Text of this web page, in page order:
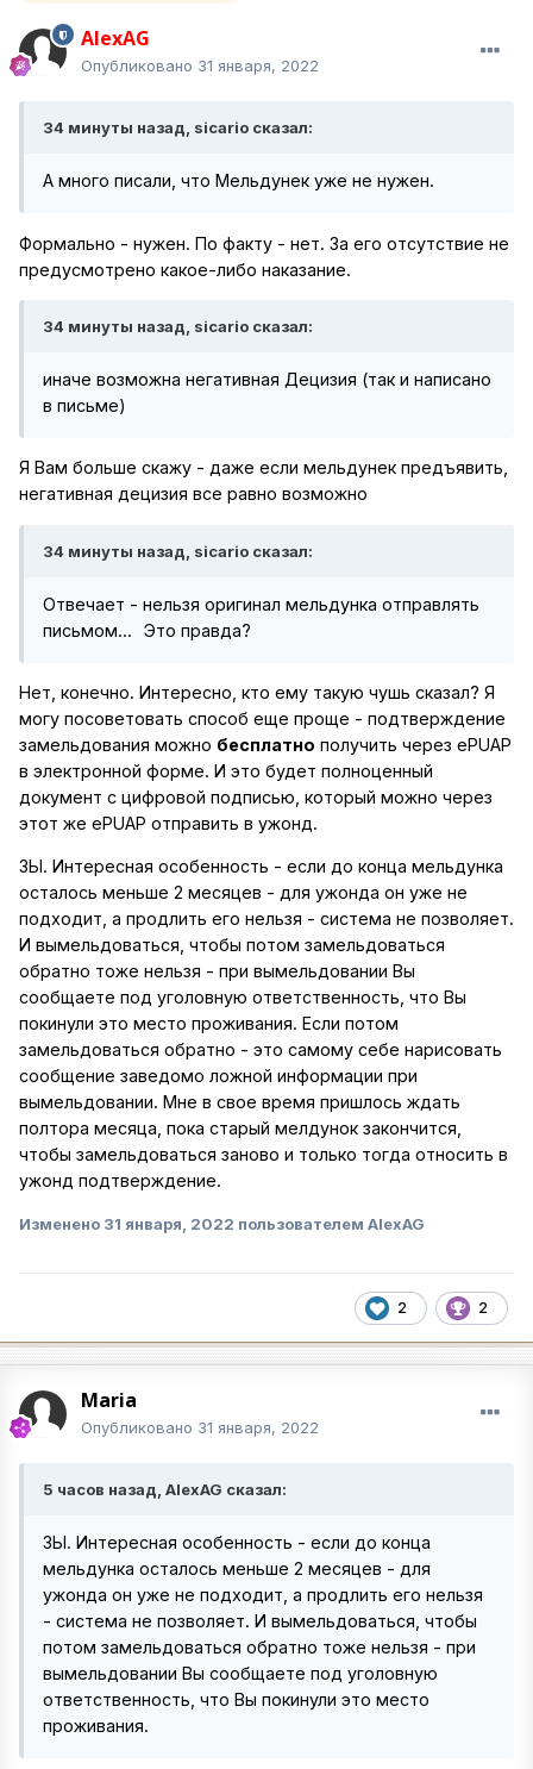
AlexAG
Опубликовано 31 января, 2022
34 минуты назад, sicario сказал:
А много писали, что Мельдунек уже не нужен.
Формально - нужен. По факту - нет. За его отсутствие не
предусмотрено какое-либо наказание.
34 минуты назад, sicario сказал:
иначе возможна негативная Децизия (так и написано
в письме)
Я Вам больше скажу - даже если мельдунек предъявить,
негативная децизия все равно возможно
34 минуты назад, sicario сказал:
Отвечает - нельзя оригинал мельдунка отправлять
письмом...
Это правда?
Нет, конечно. Интересно, кто ему такую чушь сказал? Я
могу посоветовать способ еще проще - подтверждение
замельдования можно бесплатно получить через ePUAP
в электронной форме. И это будет полноценный
документ с цифровой подписью, который можно через
этот же ePUAP отправить в ужонд.
ЗЫ. Интересная особенность - если до конца мельдунка
осталось меньше 2 месяцев - для ужонда он уже не
подходит, а продлить его нельзя - система не позволяет.
И вымельдоваться, чтобы потом замельдоваться
обратно тоже нельзя - при вымельдовании Вы
сообщаете под уголовную ответственность, что Вы
покинули это место проживания. Если потом
замельдоваться обратно - это самому себе нарисовать
сообщение заведомо ложной информации при
вымельдовании. Мне в свое время пришлось ждать
полтора месяца, пока старый мелдунок закончится,
чтобы замельдоваться заново и только тогда относить в
ужонд подтверждение.
Изменено 31 января, 2022 пользователем AlexAG
2 2
Maria
Опубликовано 31 января, 2022
5 часов назад, AlexAG сказал:
ЗЫ. Интересная особенность - если до конца
мельдунка осталось меньше 2 месяцев - для
ужонда он уже не подходит, а продлить его нельзя
- система не позволяет. И вымельдоваться, чтобы
потом замельдоваться обратно тоже нельзя - при
вымельдовании Вы сообщаете под уголовную
ответственность, что Вы покинули это место
проживания.